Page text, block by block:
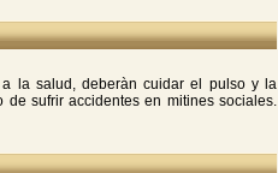
la salud, deberàn cuidar el pulso y la
sufrir accidentes en mitines sociales.